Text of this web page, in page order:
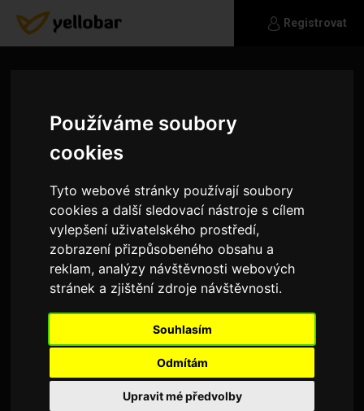
Používáme soubory
cookies
Tyto webové stránky používají soubory
cookies a další sledovací nástroje s cílem
vylepšení uživatelského prostředí,
zobrazení přizpůsobeného obsahu a
reklam, analýzy návštěvnosti webových
stránek a zjištění zdroje návštěvnosti.
Souhlasím
Odmítám
Upravit mé předvolby
Registrovat
41801